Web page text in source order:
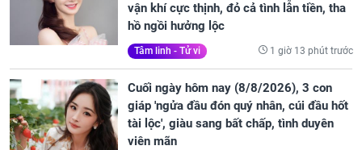
vận khí cực thịnh, đỏ cả tình lẫn tiền, tha
hồ ngồi hưởng lộc
Tâm linh - Tử vi 1 giờ 13 phút trước
Cuối ngày hôm nay (8/8/2026), 3 con
giáp 'ngửa đầu đón quý nhân, cúi đầu hốt
tài lộc', giàu sang bất chấp, tình duyên
viên mãn